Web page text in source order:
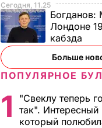
Сегодня, 11.25
Богданов:
Лондоне
кабзда
Больше
ПОПУЛЯРНОЕ
1
"Свеклу теперь
так". Интересный
который